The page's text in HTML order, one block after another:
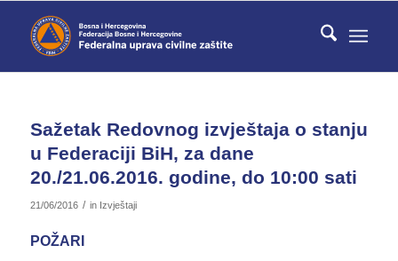
Sažetak Redovnog izvještaja o stanju
u Federaciji BiH, za dane
20./21.06.2016. godine, do 10:00 sati
21/06/2016 / in Izvještaji
POŽARI